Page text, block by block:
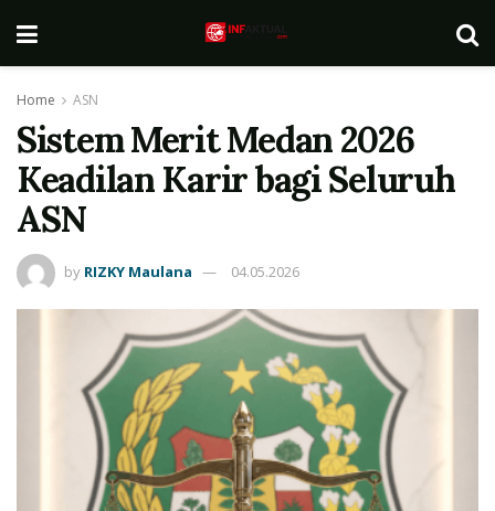
Home ASN
Sistem Merit Medan 2026
Keadilan Karir bagi Seluruh
ASN
by RIZKY Maulana 04.05.2026